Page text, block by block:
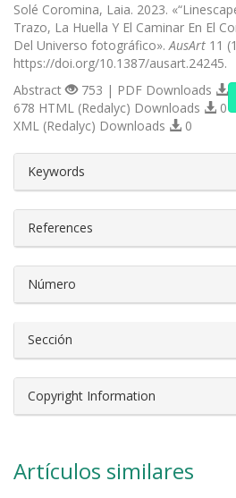
Solé Coromina, Laia. 2023.
Trazo, La Huella Y El Caminar En El
Del Universo fotográfico».AusArt 11
https://doi.org/10.1387/ausart.24245.
Abstract
753 | PDF Downloads
678 HTML (Redalyc) Downloads
0
XML (Redalyc) Downloads
0
Keywords
References
Número
Sección
Copyright Information
Artículos similares